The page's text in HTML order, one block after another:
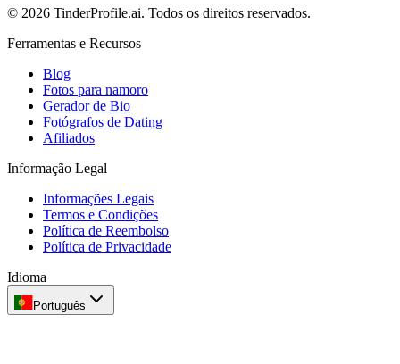
© 2026 TinderProfile.ai. Todos os direitos reservados.
Ferramentas e Recursos
Blog
Fotos para namoro
Gerador de Bio
Fotógrafos de Dating
Afiliados
Informação Legal
Informações Legais
Termos e Condições
Política de Reembolso
Política de Privacidade
Idioma
Português